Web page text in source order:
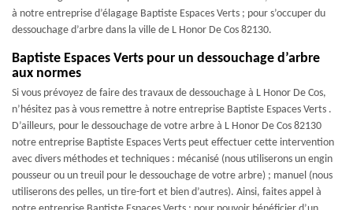
à notre entreprise d’élagage Baptiste Espaces Verts ; pour s’occuper du
dessouchage d’arbre dans la ville de L Honor De Cos 82130.
Baptiste Espaces Verts pour un dessouchage d’arbre
aux normes
Si vous prévoyez de faire des travaux de dessouchage à L Honor De Cos,
n’hésitez pas à vous remettre à notre entreprise Baptiste Espaces Verts .
D’ailleurs, pour le dessouchage de votre arbre à L Honor De Cos 82130
notre entreprise Baptiste Espaces Verts peut effectuer cette intervention
avec divers méthodes et techniques : mécanisé (nous utiliserons un engin
pousseur ou un treuil pour le dessouchage de votre arbre) ; manuel (nous
utiliserons des pelles, un tire-fort et bien d’autres). Ainsi, faites appel à